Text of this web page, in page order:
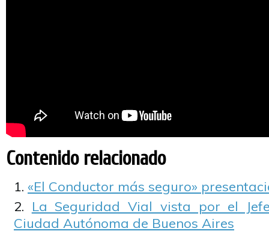
Contenido relacionado
«El Conductor más seguro»
La Seguridad Vial vista por el
Ciudad Autónoma de Buenos Aires